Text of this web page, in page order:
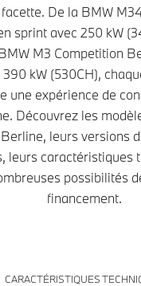
De la BMW
sprint avec 250 kW
M3 Competition
kW (530CH),
une expérience de
Découvrez les
leurs versions
leurs caractéristiques
possibilités
financement.
CARACTÉRISTIQUES